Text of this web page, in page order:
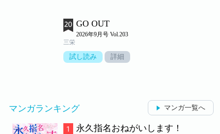
GO OUT
2026年9月号 Vol.203
三栄
試し読み 詳細
マンガランキング マンガ一覧へ
永久指名おねがいします！